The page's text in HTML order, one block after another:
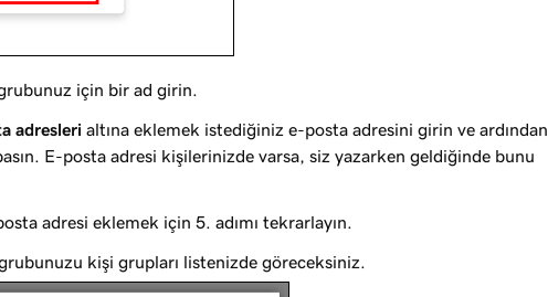
için bir ad girin.
adresleri altına eklemek istediğiniz e-posta adresini girin ve ardından
E-posta adresi kişilerinizde varsa, siz yazarken geldiğinde bunu
adresi eklemek için 5. adımı tekrarlayın.
kişi grupları listenizde göreceksiniz.